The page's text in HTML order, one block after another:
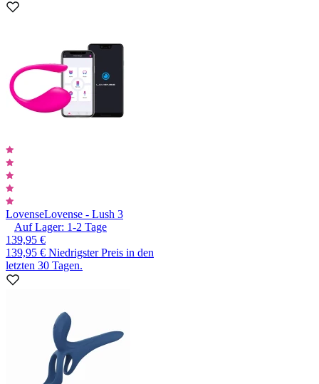
LovenseLovense - Lush 3
Auf Lager: 1-2 Tage
139,95 €
139,95 € Niedrigster Preis in den
letzten 30 Tagen.